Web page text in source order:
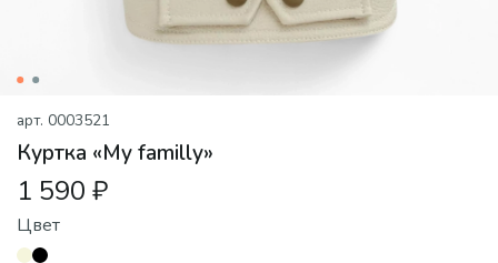
арт. 0003521
Куртка «My familly»
1 590 ₽
Цвет